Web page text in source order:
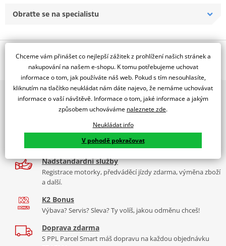
Obraťte se na specialistu
Popis a parametry
Jsme autorizovaný
dealer značky NG
Plovoucí, D305, d82,5, t4,5
2x multibrand showroom
9 značek motocyklů, servis, oblečení, doplňky i náhradní
díly, to vše v Praze a Liberci
Více než 30 let zkušeností
Za řídítky motorek, v servisu i prodeji moto vybavení
Nadstandardní služby
Registrace motorky, předváděcí jízdy zdarma, výměna zboží
a další.
K2 Bonus
Výbava? Servis? Sleva? Ty volíš, jakou odměnu chceš!
Doprava zdarma
S PPL Parcel Smart máš dopravu na každou objednávku
Chceme vám přinášet co nejlepší zážitek z prohlížení našich stránek a
nakupování na našem e-shopu. K tomu potřebujeme uchovat
informace o tom, jak používáte náš web. Pokud s tím nesouhlasíte,
kliknutím na tlačítko neukládat nám dáte najevo, že nemáme uchovávat
informace o vaší návštěvě. Informace o tom, jaké informace a jakým
způsobem uchováváme naleznete zde.
Neukládat info
V pohodě pokračovat